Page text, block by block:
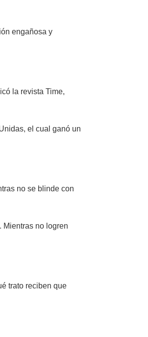
engañosa y
la revista Time,
el cual ganó un
no se blinde con
Mientras no logren
trato reciben que